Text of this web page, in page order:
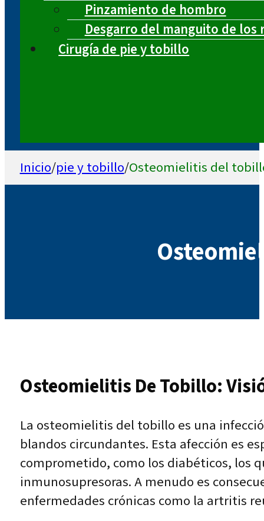
Pinzamiento de hombro
Desgarro del manguito de los
Cirugía de pie y tobillo
Inicio/pie y tobillo/Osteomielitis del
Osteomielitis De Tobillo:
La osteomielitis del tobillo es una
blandos circundantes. Esta afección es
comprometido, como los diabéticos, los
inmunosupresoras. A menudo es
enfermedades crónicas como la artritis